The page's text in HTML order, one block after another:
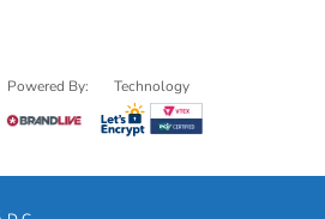
Powered By: Technology